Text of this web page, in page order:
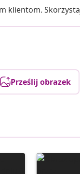
klientom.
Prześlij obrazek